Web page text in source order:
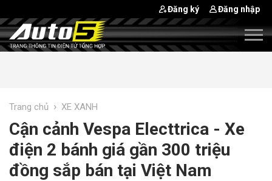
Đăng ký Đăng nhập
Trang chủ › XE XANH
Cận cảnh Vespa Electtrica - Xe
điện 2 bánh giá gần 300 triệu
đồng sắp bán tại Việt Nam